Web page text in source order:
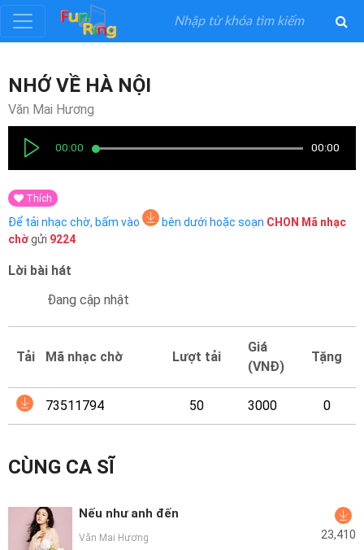
Đăng
ký
nhập
Thể
Loại
Nghệ
Mại
Hướng
Funring
Nghiệp
NHỚ VỀ HÀ NỘI
Văn Mai Hương
00:00 00:00
Thích
Để tải nhạc chờ, bấm vào bên dưới hoặc soạn CHON Mã nhạc
chờgửi 9224
Lời bài hát
Đang cập nhật
Tải Mã nhạc chờ Lượt tải
Giá
(VNĐ)
Tặng
73511794 50 3000 0
CÙNG CA SĨ
Nếu như anh đến
Văn Mai Hương 23,410